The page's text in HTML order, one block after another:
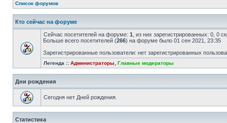
Список форумов
Кто сейчас на форуме
Сейчас посетителей на форуме: 1 , из них зарегистрированных: 0, 0
Больше всего посетителей (266) на форуме было 01 сен 2021, 23:35
Зарегистрированные пользователи: нет зарегистрированных
Легенда :: Администраторы Главные модераторы
Дни рождения
Сегодня нет Дней рождения.
Статистика